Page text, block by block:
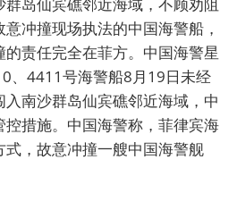
冲撞现场执法的中国海警船，
责任完全在菲方。中国海警星
、4411号海警船8月19日未经
南沙群岛仙宾礁邻近海域，中
措施。中国海警称，菲律宾海
，故意冲撞一艘中国海警舰